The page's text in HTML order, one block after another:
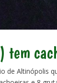
tem
de Altinópolis